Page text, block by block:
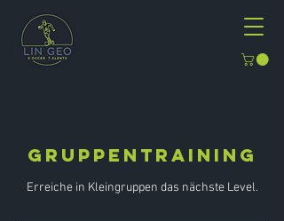
Gruppentraining
Erreiche in Kleingruppen das nächste Level.